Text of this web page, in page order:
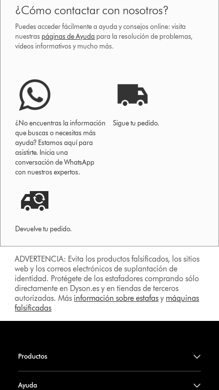
¿Cómo contactar con nosotros?
Puedes acceder fácilmente a ayuda y consejos online: visita
nuestras páginas de Ayuda para la resolución de problemas,
vídeos informativos y mucho más.
¿No encuentras la información
que buscas o necesitas más
ayuda? Estamos aquí para
asistirte. Inicia una
conversación de WhatsApp
con nuestros expertos.
Sigue tu pedido.
Devuelve tu pedido.
ADVERTENCIA: Evita los productos falsificados, los sitios
web y los correos electrónicos de suplantación de
identidad. Protégete de los estafadores comprando sólo
directamente en Dyson.es y en tiendas de terceros
autorizadas. Más información sobre estafas y máquinas
falsificadas
Productos
Ayuda